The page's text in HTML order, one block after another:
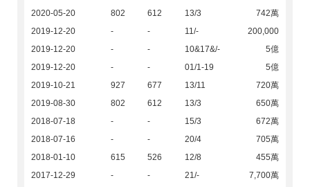
2020-05-20
802 612 13/3
742萬
2019-12-20
- - 11/-
200,000
2019-12-20
- - 10&17&/-
5億
2019-12-20
- - 01/1-19
5億
2019-10-21
927 677 13/11
720萬
2019-08-30
802 612 13/3
650萬
2018-07-18
- - 15/3
672萬
2018-07-16
- - 20/4
705萬
2018-01-10
615 526 12/8
455萬
2017-12-29
- - 21/-
7,700萬